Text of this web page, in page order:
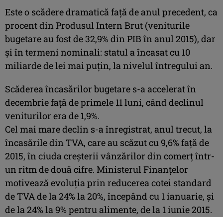
Este o scădere dramatică faţă de anul precedent, ca
procent din Produsul Intern Brut (veniturile
bugetare au fost de 32,9% din PIB în anul 2015), dar
şi în termeni nominali: statul a încasat cu 10
miliarde de lei mai puţin, la nivelul întregului an.
Scăderea încasărilor bugetare s-a accelerat în
decembrie faţă de primele 11 luni, când declinul
veniturilor era de 1,9%.
Cel mai mare declin s-a înregistrat, anul trecut, la
încasările din TVA, care au scăzut cu 9,6% faţă de
2015, în ciuda creşterii vânzărilor din comerţ într-
un ritm de două cifre. Ministerul Finanţelor
motivează evoluţia prin reducerea cotei standard
de TVA de la 24% la 20%, începând cu 1 ianuarie, şi
de la 24% la 9% pentru alimente, de la 1 iunie 2015.